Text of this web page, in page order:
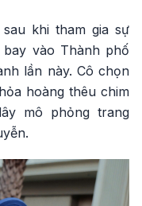
khi tham gia sự
vào Thành phố
lần này. Cô chọn
hoàng thêu chim
mô phỏng trang